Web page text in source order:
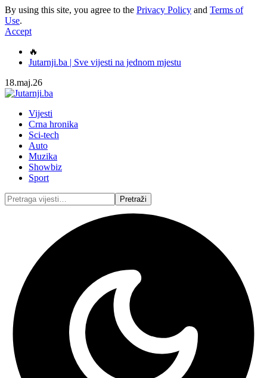
By using this site, you agree to the Privacy Policy and Terms of
Use.
Accept
🔥
Jutarnji.ba | Sve vijesti na jednom mjestu
18.maj.26
Vijesti
Crna hronika
Sci-tech
Auto
Muzika
Showbiz
Sport